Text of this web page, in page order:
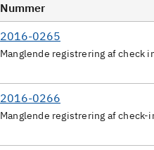
Nummer
2016-0265
Manglende registrering af check
2016-0266
Manglende registrering af